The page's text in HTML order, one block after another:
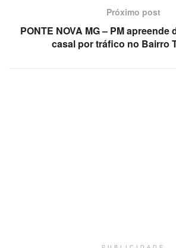
Próximo post
PONTE NOVA MG – PM
casal por tráfico no Bairro